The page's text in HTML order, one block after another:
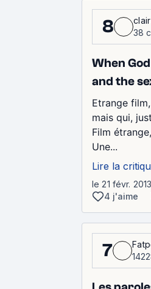
8
38
When
and the
Etrange
mais qui,
Film
Une...
Lire la
le 21 févr. 2013
4 j'aime
7